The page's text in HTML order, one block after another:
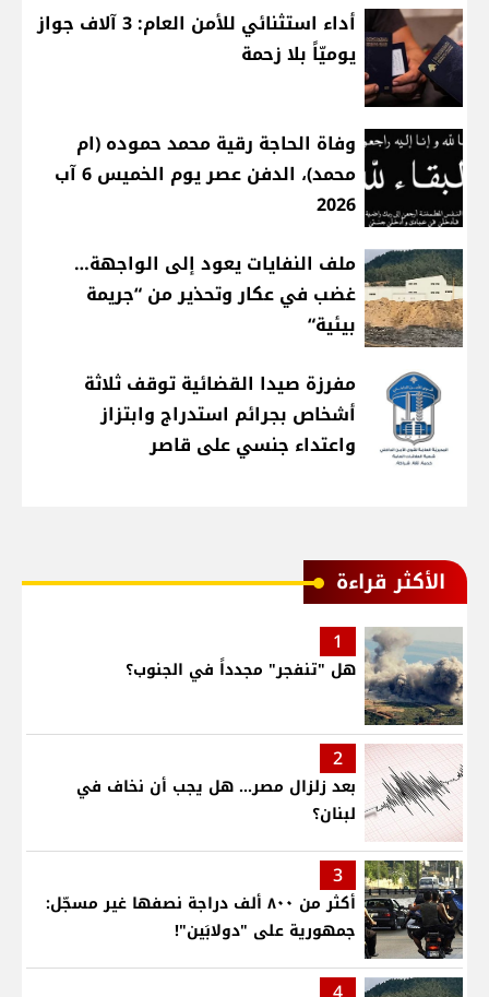
أداء استثنائي للأمن العام: 3 آلاف جواز
يوميّاً بلا زحمة
وفاة الحاجة رقية محمد حموده (ام
محمد)، الدفن عصر يوم الخميس 6 آب
2026
ملف النفايات يعود إلى الواجهة…
غضب في عكار وتحذير من “جريمة
بيئية“
مفرزة صيدا القضائية توقف ثلاثة
أشخاص بجرائم استدراج وابتزاز
واعتداء جنسي على قاصر
الأكثر قراءة
1
هل "تنفجر" مجدداً في الجنوب؟
2
بعد زلزال مصر... هل يجب أن نخاف في
لبنان؟
3
أكثر من ٨٠٠ ألف دراجة نصفها غير مسجّل:
جمهورية على "دولابَين"!